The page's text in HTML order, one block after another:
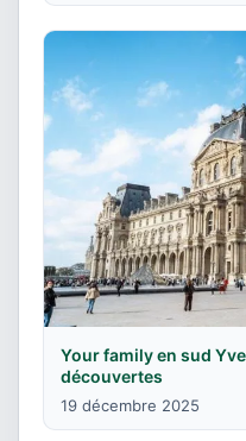
Your family en sud
découvertes
19 décembre 2025